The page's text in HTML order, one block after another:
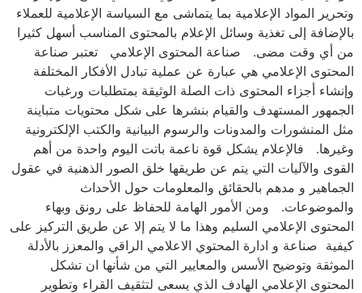
وتحرير المواد الإعلامية بما يتماشى مع السياسة الإعلامية للعملاء
بالإضافة إلى تغذية وسائل الإعلام بالمحتوى المناسب أسهل كثيرا
من أي وقت مضى. صناعة المحتوى الإعلامي تعتبر صناعة
المحتوى الإعلامي هي عبارة عن عملية تبادل الأفكار المختلفة
وإنشاء أجزاء المحتوى ذات الصلة الوثيقة بمتطلبات ورغبات
الجمهور المستهدف والقيام بنشرها على شكل محتويات متباينة
مثل المنشورات والمدونات والرسوم البيانية والكتب الإلكترونية
وغيرها. فالإعلام يشكل قوة ناعمة باتت اليوم واحدة من أهم
القوى والآليات التي يتم عن طريقها خلق الصور الذهنية في عقول
الجماهير و مدهم بالحقائق والمعلومات حول الأحداث
والموضوعات. ومن الأمور الهامة للحفاظ على رونق وبهاء
المحتوى الإعلامي السليم وهذا ما لا يتم إلا عن طريق التركيز على
كيفية صناعة و ادارة المحتوي الاعلامي الراقي والمعزز بالأدلة
الموثقة وتوضيح الأسس والمعايير التي من شأنها ان تشكل
المحتوى الإعلامي الهادف الذي يسعى لتثقيف القراء وتطوير